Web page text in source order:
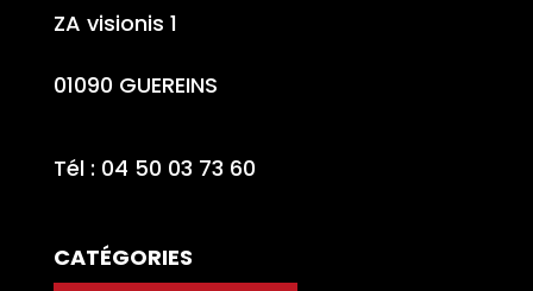
ZA visionis 1
01090 GUEREINS
Tél : 04 50 03 73 60
CATÉGORIES